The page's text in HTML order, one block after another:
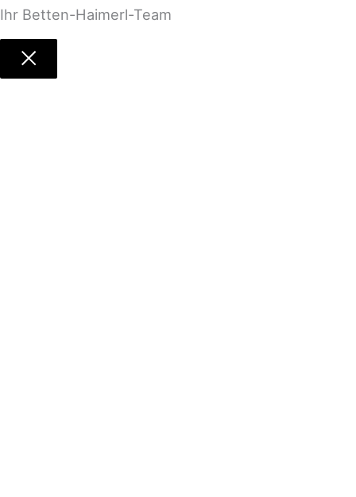
Ihr Betten-Haimerl-Team